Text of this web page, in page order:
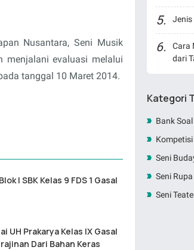
Nusantara, Seni Musik
menjalani evaluasi melalui
tanggal 10 Maret 2014.
I SBK Kelas 9 FDS 1 Gasal
UH Prakarya Kelas IX Gasal
Dari Bahan Keras
Jenis
Cara
dari
Kategori
Bank Soal
Kompetisi
Seni
Seni Rupa
Seni